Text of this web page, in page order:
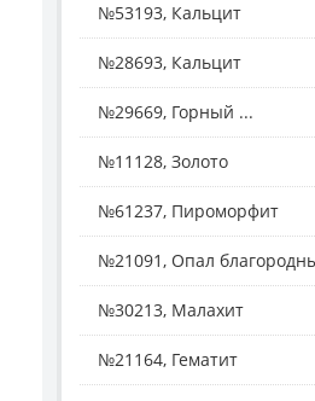
№53193, Кальцит
№28693, Кальцит
№29669, Горный ...
№11128, Золото
№61237, Пироморфит
№21091, Опал
№30213, Малахит
№21164, Гематит